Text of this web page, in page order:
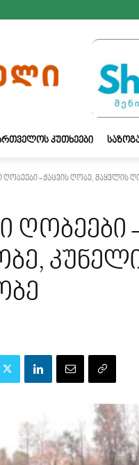
ᲙᲣᲗᲮᲔᲔᲑᲘ
ღობეები - ქაცვის ღობე, მაყვლის
ღობეები